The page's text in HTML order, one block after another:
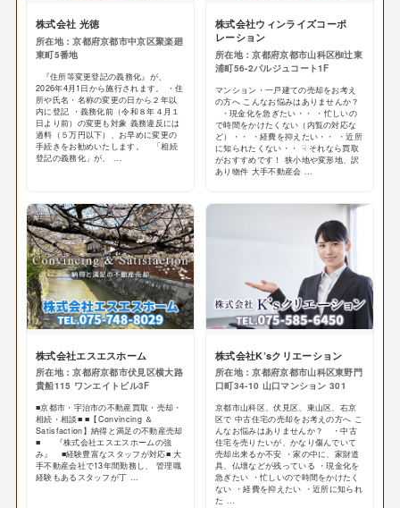
株式会社 光徳
所在地：京都府京都市中京区聚楽廻
東町5番地
『住所等変更登記の義務化』が、
2026年4月1日から施行されます。 ・住
所や氏名・名称の変更の日から２年以
内に登記 ・義務化前（令和８年４月１
日より前）の変更も対象 義務違反には
過料（５万円以下）、お早めに変更の
手続きをお勧めいたします。 「相続
登記の義務化」が、 ...
株式会社ウィンライズコーポ
レーション
所在地：京都府京都市山科区椥辻東
浦町56-2パルジュコート1F
マンション・一戸建ての売却をお考え
の方へ こんなお悩みはありませんか？
・現金化を急ぎたい・・ ・忙しいの
で時間をかけたくない（内覧の対応な
ど）・・ ・経費を抑えたい・・ ・近所
に知られたくない・・ ☟ それなら買取
がおすすめです！ 狭小地や変形地、訳
あり物件 大手不動産会 ...
株式会社エスエスホーム
所在地：京都府京都市伏見区横大路
貴船115 ワンエイトビル3F
■京都市・宇治市の不動産買取・売却・
相続・相談■ ■【Convincing ＆
Satisfaction】納得と満足の不動産売却
■ 『株式会社エスエスホームの強
み』 ■経験豊富なスタッフが対応■ 大
手不動産会社で13年間勤務し、 管理職
経験もあるスタッフが丁 ...
株式会社K’sクリエーション
所在地：京都府京都市山科区東野門
口町34-10 山口マンション 301
京都市山科区、伏見区、東山区、右京
区で 中古住宅の売却をお考えの方へ こ
んなお悩みはありませんか？ ・中古
住宅を売りたいが、かなり傷んでいて
売却出来るか不安 ・家の中に、家財道
具、仏壇などが残っている ・現金化を
急ぎたい ・忙しいので時間をかけたく
ない ・経費を抑えたい ・近所に知られ
た ...